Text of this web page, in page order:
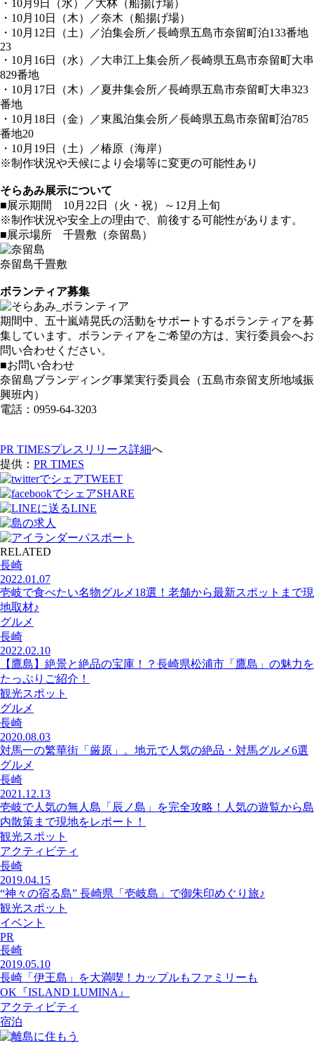
・10月9日（水）／大林（船揚げ場）
・10月10日（木）／奈木（船揚げ場）
・10月12日（土）／泊集会所／長崎県五島市奈留町泊133番地
23
・10月16日（水）／大串江上集会所／長崎県五島市奈留町大串
829番地
・10月17日（木）／夏井集会所／長崎県五島市奈留町大串323
番地
・10月18日（金）／東風泊集会所／長崎県五島市奈留町泊785
番地20
・10月19日（土）／椿原（海岸）
※制作状況や天候により会場等に変更の可能性あり
そらあみ展示について
■展示期間 10月22日（火・祝）～12月上旬
※制作状況や安全上の理由で、前後する可能性があります。
■展示場所 千畳敷（奈留島）
奈留島千畳敷
ボランティア募集
期間中、五十嵐靖晃氏の活動をサポートするボランティアを募
集しています。ボランティアをご希望の方は、実行委員会へお
問い合わせください。
■お問い合わせ
奈留島ブランディング事業実行委員会（五島市奈留支所地域振
興班内）
電話：0959-64-3203
PR TIMESプレスリリース詳細へ
提供： PR TIMES
TWEET
SHARE
LINE
RELATED
長崎
2022.01.07
壱岐で食べたい名物グルメ18選！老舗から最新スポットまで現
地取材♪
グルメ
長崎
2022.02.10
【鷹島】絶景と絶品の宝庫！？長崎県松浦市「鷹島」の魅力を
たっぷりご紹介！
観光スポット
グルメ
長崎
2020.08.03
対馬一の繁華街「厳原」。地元で人気の絶品・対馬グルメ6選
グルメ
長崎
2021.12.13
壱岐で人気の無人島「辰ノ島」を完全攻略！人気の遊覧から島
内散策まで現地をレポート！
観光スポット
アクティビティ
長崎
2019.04.15
“神々の宿る島” 長崎県「壱岐島」で御朱印めぐり旅♪
観光スポット
イベント
PR
長崎
2019.05.10
長崎「伊王島」を大満喫！カップルもファミリーも
OK『ISLAND LUMINA』
アクティビティ
宿泊